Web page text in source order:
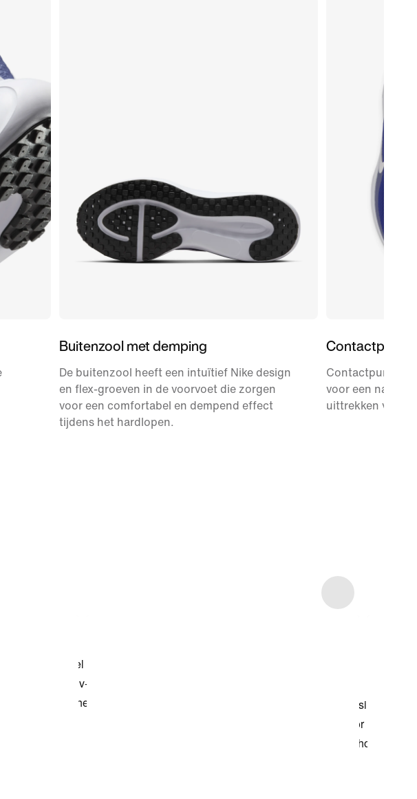
Buitenzool met demping
De buitenzool heeft een intuïtief Nike design
en flex-groeven in de voorvoet die zorgen
voor een comfortabel en dempend effect
tijdens het hardlopen.
Contactpunten
voor een
uittrekken van